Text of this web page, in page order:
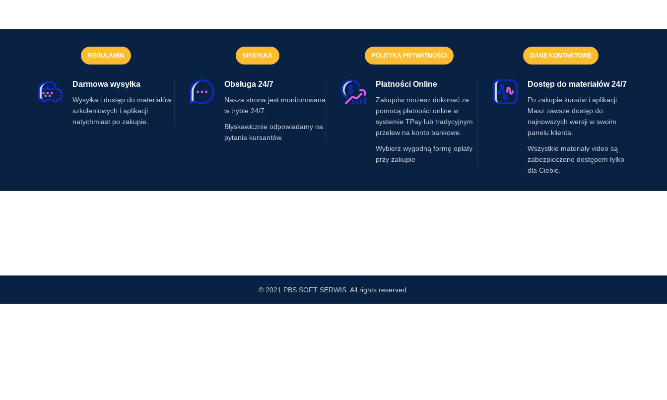
REGULAMIN WYSYŁKA POLITYKA PRYWATNOŚCI DANE KONTAKTOWE
Darmowa wysyłka
Wysyłka i dostęp do materiałów
szkoleniowych i aplikacji
natychmiast po zakupie.
Obsługa 24/7
Nasza strona jest monitorowana
w trybie 24/7.
Błyskawicznie odpowiadamy na
pytania kursantów.
Płatności Online
Zakupów możesz dokonać za
pomocą płatności online w
systemie TPay lub tradycyjnym
przelew na konto bankowe.
Wybierz wygodną formę opłaty
przy zakupie
Dostęp do materiałów 24/7
Po zakupie kursów i aplikacji
Masz zawsze dostęp do
najnowszych wersji w swoim
panelu klienta.
Wszystkie materiały video są
zabezpieczone dostępem tylko
dla Ciebie.
© 2021 PBS SOFT SERWIS. All rights reserved.